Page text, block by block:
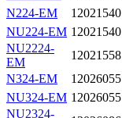
N224-EM
12021540
NU224-EM 12021540
NU2224-
EM
12021558
N324-EM
12026055
NU324-EM 12026055
NU2324-